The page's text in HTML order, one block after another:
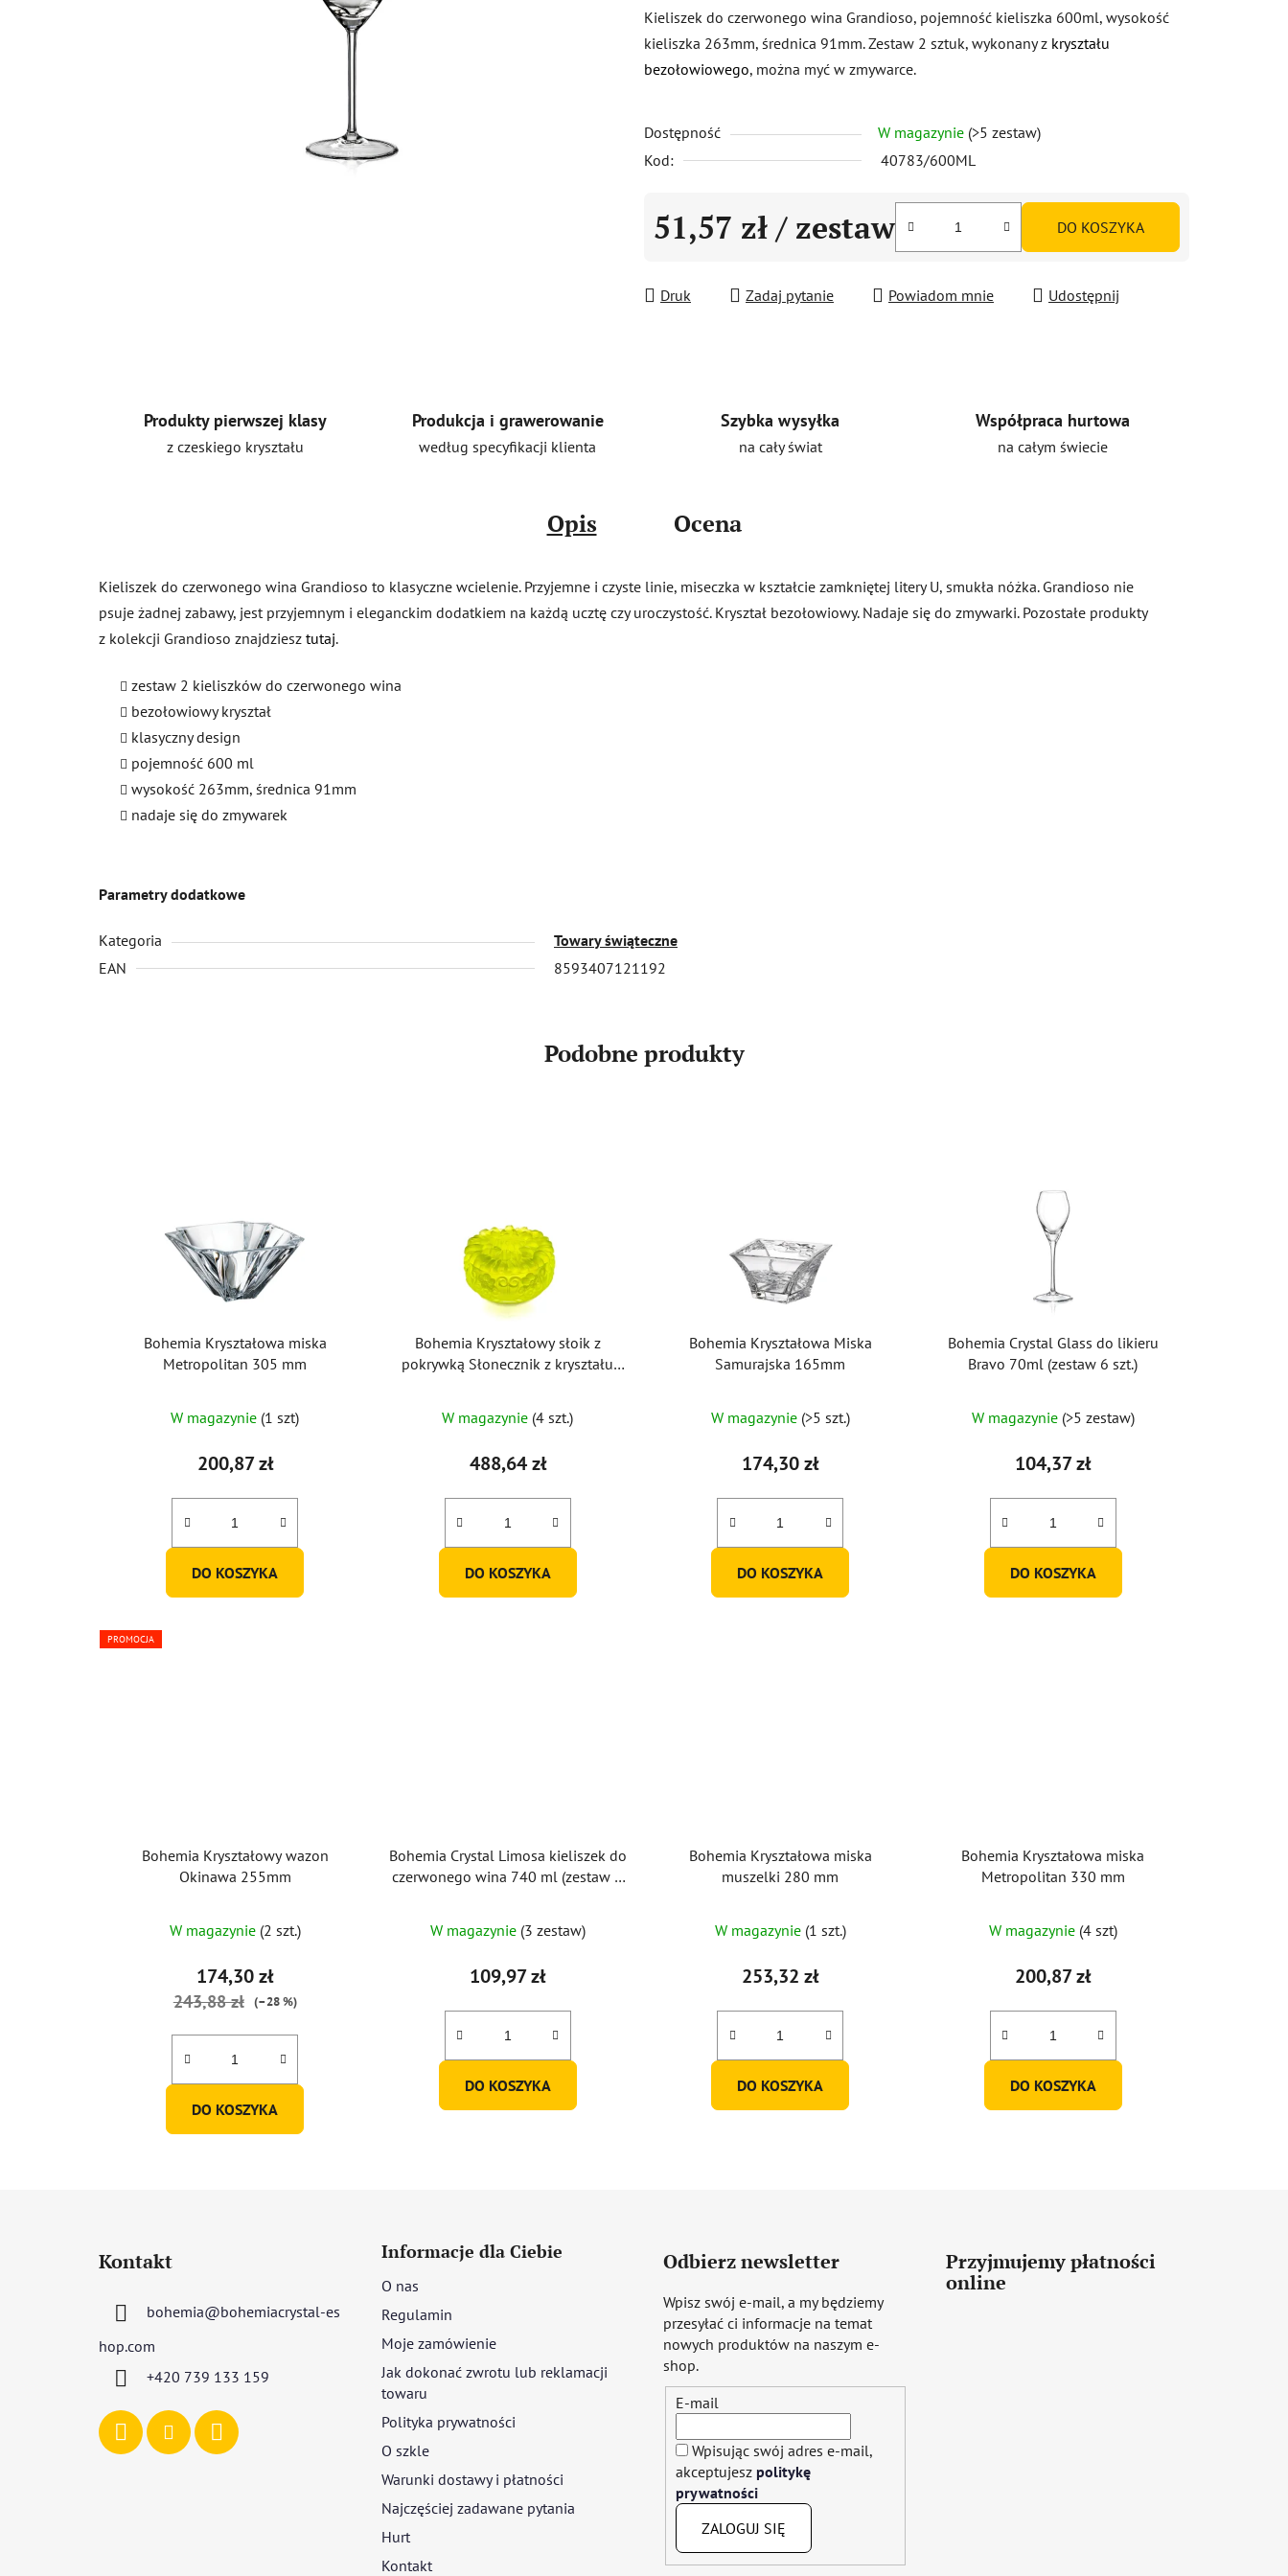
wynosi
0,0
na
gwiazdek.
Kieliszek do czerwonego wina Grandioso, pojemność kieliszka 600ml, wysokość
kieliszka 263mm, średnica 91mm. Zestaw 2 sztuk, wykonany z kryształu
bezołowiowego, można myć w zmywarce.
Dostępność W magazynie (>5 zestaw)
Kod:
40783/600ML
51,57 zł / zestaw DO KOSZYKA
Druk Zadaj pytanie Powiadom mnie Udostępnij
Produkty pierwszej klasy
z czeskiego kryształu
Produkcja i grawerowanie
według specyfikacji klienta
Szybka wysyłka
na cały świat
Współpraca hurtowa
na całym świecie
Opis Ocena
Kieliszek do czerwonego wina Grandioso to klasyczne wcielenie. Przyjemne i czyste linie, miseczka w kształcie zamkniętej litery U, smukła nóżka. Grandioso nie
psuje żadnej zabawy, jest przyjemnym i eleganckim dodatkiem na każdą ucztę czy uroczystość. Kryształ bezołowiowy. Nadaje się do zmywarki. Pozostałe produkty
z kolekcji Grandioso znajdziesz tutaj.
zestaw 2 kieliszków do czerwonego wina
bezołowiowy kryształ
klasyczny design
pojemność 600 ml
wysokość 263mm, średnica 91mm
nadaje się do zmywarek
Parametry dodatkowe
Kategoria
Towary świąteczne
EAN
8593407121192
Podobne produkty
Bohemia Kryształowa miska
Metropolitan 305 mm
W magazynie (1 szt)
200,87 zł
DO KOSZYKA
Bohemia Kryształowy słoik z
pokrywką Słonecznik z kryształu
W magazynie (4 szt.)
488,64 zł
DO KOSZYKA
Bohemia Kryształowa Miska
Samurajska 165mm
W magazynie (>5 szt.)
174,30 zł
DO KOSZYKA
Bohemia Crystal Glass do likieru
Bravo 70ml (zestaw 6 szt.)
W magazynie (>5 zestaw)
104,37 zł
DO KOSZYKA
PROMOCJA
Bohemia Kryształowy wazon
Okinawa 255mm
W magazynie (2 szt.)
174,30 zł
243,88 zł (–28 %)
DO KOSZYKA
Bohemia Crystal Limosa kieliszek do
czerwonego wina 740 ml (zestaw 6
W magazynie (3 zestaw)
109,97 zł
DO KOSZYKA
Bohemia Kryształowa miska
muszelki 280 mm
W magazynie (1 szt.)
253,32 zł
DO KOSZYKA
Bohemia Kryształowa miska
Metropolitan 330 mm
W magazynie (4 szt)
200,87 zł
DO KOSZYKA
Kontakt
bohemia@bohemiacrystal-es
hop.com
+420 739 133 159
Informacje dla Ciebie
O nas
Regulamin
Moje zamówienie
Jak dokonać zwrotu lub reklamacji
towaru
Polityka prywatności
O szkle
Warunki dostawy i płatności
Najczęściej zadawane pytania
Hurt
Kontakt
Odbierz newsletter
Wpisz swój e-mail, a my będziemy
przesyłać ci informacje na temat
nowych produktów na naszym e-
shop.
E-mail
Wpisując swój adres e-mail,
akceptujesz politykę
prywatności
ZALOGUJ SIĘ
Przyjmujemy płatności
online